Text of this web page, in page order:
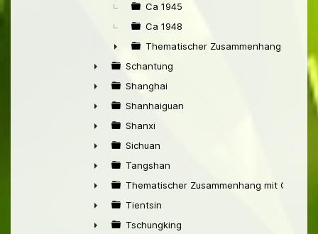
Ca 1945
Ca 1948
►
Thematischer Zusammenhang mit
►
Schantung
►
Shanghai
►
Shanhaiguan
►
Shanxi
►
Sichuan
►
Tangshan
►
Thematischer Zusammenhang mit China
►
Tientsin
Tschungking